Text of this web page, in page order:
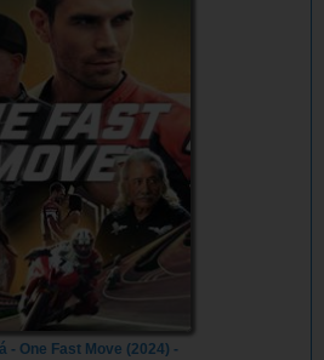
- One Fast Move (2024) -